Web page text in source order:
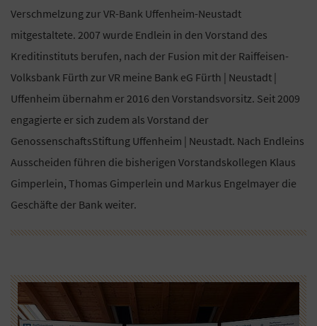
Verschmelzung zur VR-Bank Uffenheim-Neustadt
mitgestaltete. 2007 wurde Endlein in den Vorstand des
Kreditinstituts berufen, nach der Fusion mit der Raiffeisen-
Volksbank Fürth zur VR meine Bank eG Fürth | Neustadt |
Uffenheim übernahm er 2016 den Vorstandsvorsitz. Seit 2009
engagierte er sich zudem als Vorstand der
GenossenschaftsStiftung Uffenheim | Neustadt. Nach Endleins
Ausscheiden führen die bisherigen Vorstandskollegen Klaus
Gimperlein, Thomas Gimperlein und Markus Engelmayer die
Geschäfte der Bank weiter.